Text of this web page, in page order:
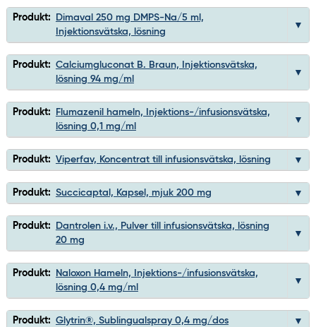
Produkt:
Dimaval 250 mg DMPS-Na/5 ml,
Injektionsvätska, lösning
Produkt: Calciumgluconat B. Braun, Injektionsvätska,
lösning 94 mg/ml
Produkt:
Flumazenil hameln, Injektions-/infusionsvätska,
lösning 0,1 mg/ml
Produkt: Viperfav, Koncentrat till infusionsvätska, lösning
Produkt: Succicaptal, Kapsel, mjuk 200 mg
Produkt:
Dantrolen i.v., Pulver till infusionsvätska, lösning
20 mg
Produkt:
Naloxon Hameln, Injektions-/infusionsvätska,
lösning 0,4 mg/ml
Produkt: Glytrin®, Sublingualspray 0,4 mg/dos